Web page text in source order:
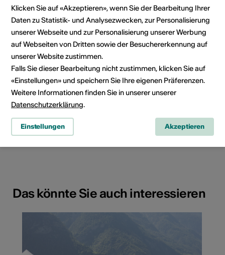
Rue du Village 45, 1874 Champéry
Route planen
Das könnte Sie auch interessieren
Klicken Sie auf «Akzeptieren», wenn Sie der Bearbeitung Ihrer
Daten zu Statistik- und Analysezwecken, zur Personalisierung
unserer Webseite und zur Personalisierung unserer Werbung
auf Webseiten von Dritten sowie der Besuchererkennung auf
unserer Website zustimmen.
Falls Sie dieser Bearbeitung nicht zustimmen, klicken Sie auf
«Einstellungen» und speichern Sie Ihre eigenen Präferenzen.
Weitere Informationen finden Sie in unserer unserer
Datenschutzerklärung.
Einstellungen Akzeptieren